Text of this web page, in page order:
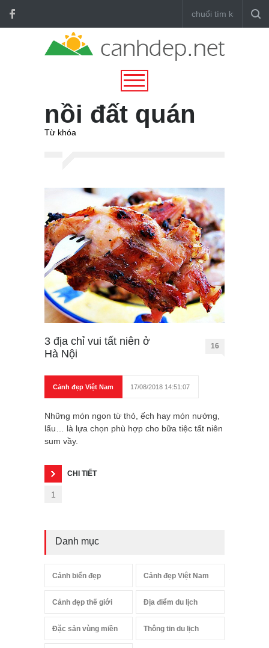
nồi đất quán
Từ khóa
3 địa chỉ vui tất niên ở
Hà Nội
16
Cảnh đẹp Việt Nam 17/08/2018 14:51:07
Những món ngon từ thỏ, ếch hay món nướng,
lẩu… là lựa chọn phù hợp cho bữa tiệc tất niên
sum vầy.
CHI TIẾT
1
Danh mục
Cảnh biển đẹp Cảnh đẹp Việt Nam
Cảnh đẹp thế giới Địa điểm du lịch
Đặc sản vùng miền Thông tin du lịch